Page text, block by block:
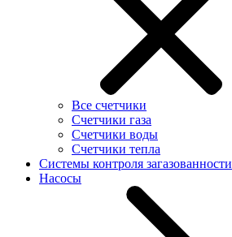
Все счетчики
Счетчики газа
Счетчики воды
Счетчики тепла
Системы контроля загазованности
Насосы